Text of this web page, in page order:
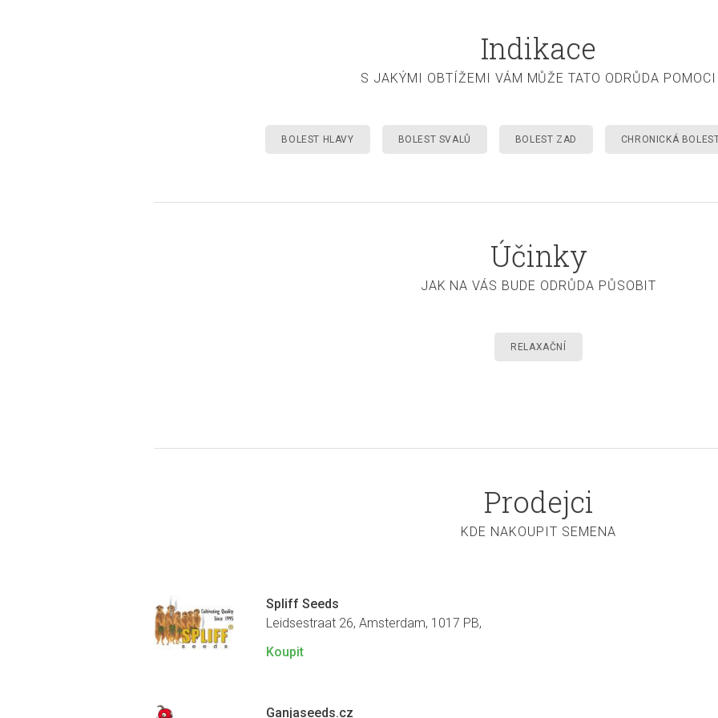
Indikace
S JAKÝMI OBTÍŽEMI VÁM MŮŽE TATO ODRŮDA POMOCI
BOLEST HLAVY BOLEST SVALŮ BOLEST ZAD CHRONICKÁ
Účinky
JAK NA VÁS BUDE ODRŮDA PŮSOBIT
RELAXAČNÍ
Prodejci
KDE NAKOUPIT SEMENA
Spliff Seeds
Leidsestraat 26, Amsterdam, 1017 PB,
Koupit
Ganjaseeds.cz